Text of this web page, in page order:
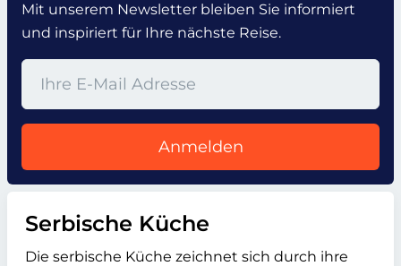
Mit unserem Newsletter bleiben Sie informiert
und inspiriert für Ihre nächste Reise.
Anmelden
Serbische Küche
Die serbische Küche zeichnet sich durch ihre